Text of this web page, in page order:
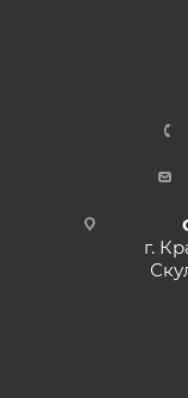
г.